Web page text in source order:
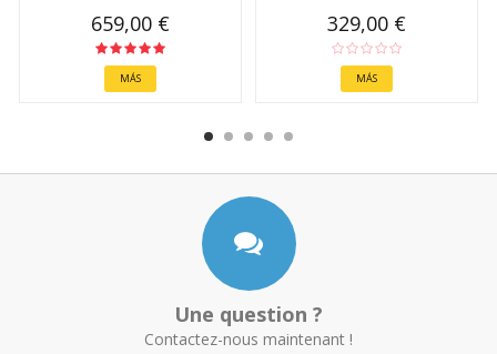
659,00 €
MÁS
329,00 €
MÁS
Une question ?
Contactez-nous maintenant !